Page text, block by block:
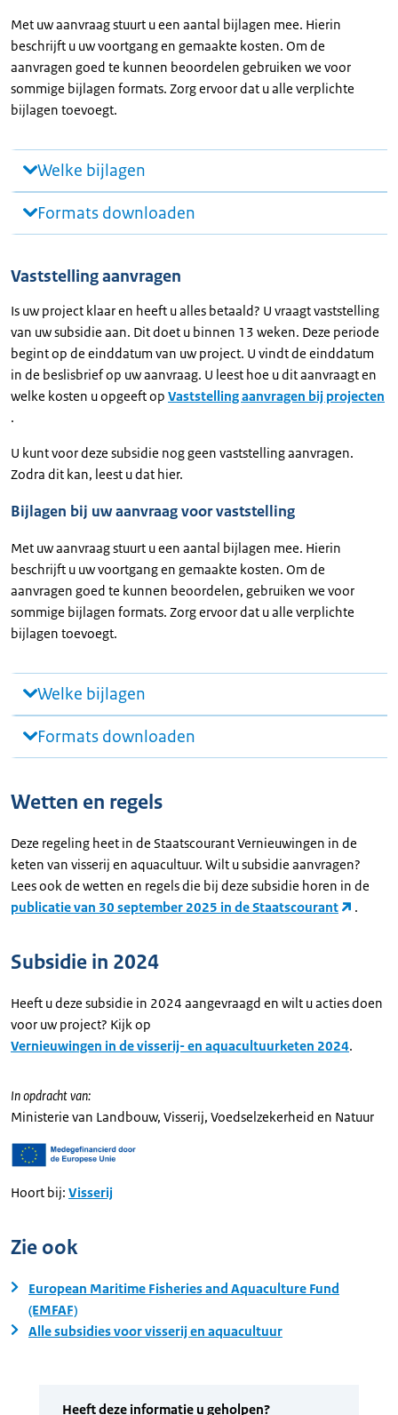
Met uw aanvraag stuurt u een aantal bijlagen mee. Hierin
beschrijft u uw voortgang en gemaakte kosten. Om de
aanvragen goed te kunnen beoordelen gebruiken we voor
sommige bijlagen formats. Zorg ervoor dat u alle verplichte
bijlagen toevoegt.
Welke bijlagen
Formats downloaden
Vaststelling aanvragen
Is uw project klaar en heeft u alles betaald? U vraagt vaststelling
van uw subsidie aan. Dit doet u binnen 13 weken. Deze periode
begint op de einddatum van uw project. U vindt de einddatum
in de beslisbrief op uw aanvraag. U leest hoe u dit aanvraagt en
welke kosten u opgeeft op Vaststelling aanvragen bij projecten
.
U kunt voor deze subsidie nog geen vaststelling aanvragen.
Zodra dit kan, leest u dat hier.
Bijlagen bij uw aanvraag voor vaststelling
Met uw aanvraag stuurt u een aantal bijlagen mee. Hierin
beschrijft u uw voortgang en gemaakte kosten. Om de
aanvragen goed te kunnen beoordelen, gebruiken we voor
sommige bijlagen formats. Zorg ervoor dat u alle verplichte
bijlagen toevoegt.
Welke bijlagen
Formats downloaden
Wetten en regels
Deze regeling heet in de Staatscourant Vernieuwingen in de
keten van visserij en aquacultuur. Wilt u subsidie aanvragen?
Lees ook de wetten en regels die bij deze subsidie horen in de
publicatie van 30 september 2025 in de Staatscourant
.
Subsidie in 2024
Heeft u deze subsidie in 2024 aangevraagd en wilt u acties doen
voor uw project? Kijk op
Vernieuwingen in de visserij- en aquacultuurketen 2024.
In opdracht van:
Ministerie van Landbouw, Visserij, Voedselzekerheid en Natuur
Hoort bij: Visserij
Zie ook
European Maritime Fisheries and Aquaculture Fund
(EMFAF)
Alle subsidies voor visserij en aquacultuur